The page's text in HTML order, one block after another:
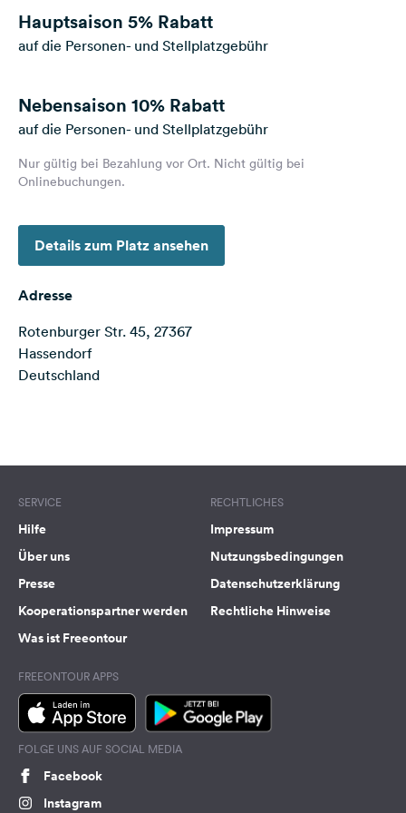
Feedback
Sprache:
Folge
auf
Social
Facebook
Instagram
Hauptsaison 5% Rabatt
auf die Personen- und Stellplatzgebühr
Nebensaison 10% Rabatt
auf die Personen- und Stellplatzgebühr
Nur gültig bei Bezahlung vor Ort. Nicht gültig bei
Onlinebuchungen.
Details zum Platz ansehen
Adresse
Rotenburger Str. 45, 27367
Hassendorf
Deutschland
SERVICE
Hilfe
Über uns
Presse
Kooperationspartner werden
Was ist Freeontour
RECHTLICHES
Impressum
Nutzungsbedingungen
Datenschutzerklärung
Rechtliche Hinweise
FREEONTOUR APPS
FOLGE UNS AUF SOCIAL MEDIA
Facebook
Instagram